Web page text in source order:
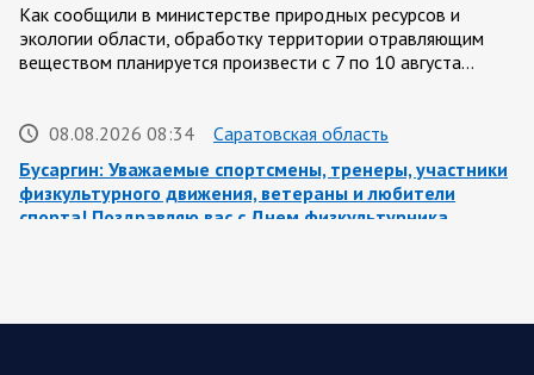
Как сообщили в министерстве природных ресурсов и
экологии области, обработку территории отравляющим
веществом планируется произвести с 7 по 10 августа…
08.08.2026 08:34
Саратовская область
Бусаргин: Уважаемые спортсмены, тренеры, участники
физкультурного движения, ветераны и любители
спорта! Поздравляю вас с Днем физкультурника